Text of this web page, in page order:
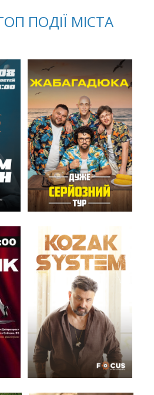
ПОДІЇ МІСТА